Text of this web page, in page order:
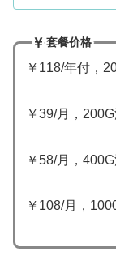
套餐价格
￥118/年付，
￥39/月，200G
￥58/月，400G
￥108/月，